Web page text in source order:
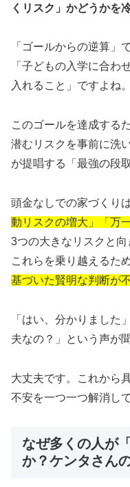
くリスク」かどうかを
「ゴールからの逆算」
「子どもの入学に合わ
入れること」ですよね。
このゴールを達成する
潜むリスクを事前に洗
が提唱する「最強の段
頭金なしでの家づくりは
動リスクの増大」「万
3つの大きなリスクと向
これらを乗り越えるた
基づいた賢明な判断が
「はい、分かりました
夫なの？」という声が
大丈夫です。これから
不安を一つ一つ解消し
なぜ多くの人が
か？ケンタさん